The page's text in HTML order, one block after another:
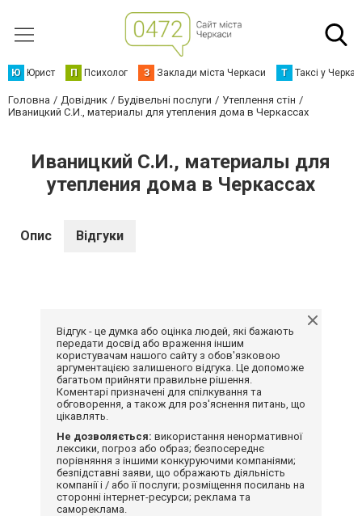
Ю Юрист П Психолог З Заклади міста Черкаси Т Таксі у
Головна Довідник Будівельні послуги
Утеплення стін
Иваницкий С.И., материалы для утепления дома в Черкассах
Иваницкий С.И., материалы для
утепления дома в Черкассах
Опис Відгуки
Відгук - це думка або оцінка людей, які бажають
передати досвід або враження іншим
користувачам нашого сайту з обов'язковою
аргументацією залишеного відгука. Це допоможе
багатьом прийняти правильне рішення.
Коментарі призначені для спілкування та
обговорення, а також для роз'яснення питань, що
цікавлять.
Не дозволяється: використання ненормативної
лексики, погроз або образ; безпосереднє
порівняння з іншими конкуруючими компаніями;
безпідставні заяви, що ображають діяльність
компанії і / або її послуги; розміщення посилань на
сторонні інтернет-ресурси; реклама та
самореклама.